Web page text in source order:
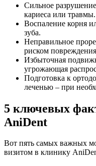
Сильное
кариеса или травмы.
Воспаление корня
зуба.
Неправильное
риском
Избыточная
угрожающая
Подготовка к
леченью – при
5 ключевых
AniDent
Вот пять самых важных
визитом в клинику